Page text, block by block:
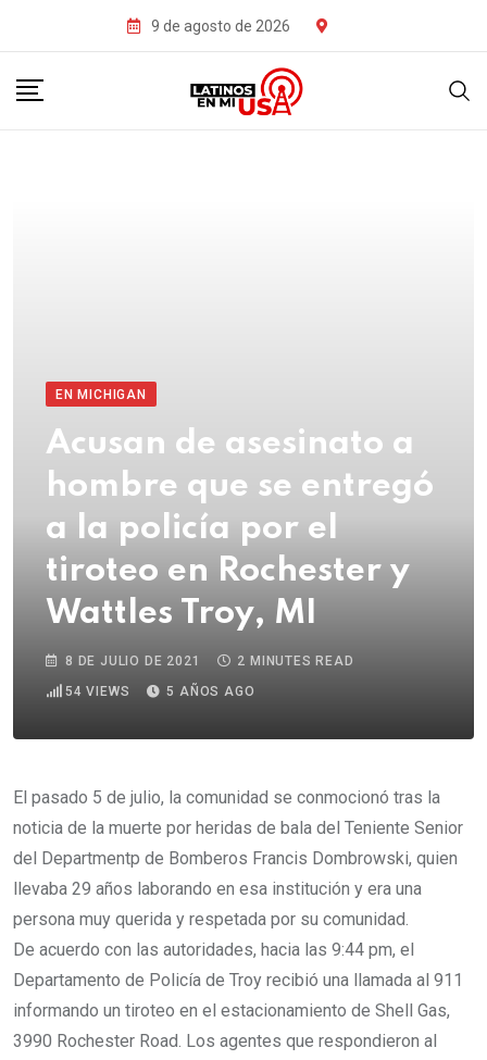
9 de agosto de 2026
EN MICHIGAN
Acusan de asesinato a
hombre que se entregó
a la policía por el
tiroteo en Rochester y
Wattles Troy, MI
8 DE JULIO DE 2021
2 MINUTES READ
54 VIEWS 5 AÑOS AGO
El pasado 5 de julio, la comunidad se conmocionó tras la
noticia de la muerte por heridas de bala del Teniente Senior
del Departmentp de Bomberos Francis Dombrowski, quien
llevaba 29 años laborando en esa institución y era una
persona muy querida y respetada por su comunidad.
De acuerdo con las autoridades, hacia las 9:44 pm, el
Departamento de Policía de Troy recibió una llamada al 911
informando un tiroteo en el estacionamiento de Shell Gas,
3990 Rochester Road. Los agentes que respondieron al